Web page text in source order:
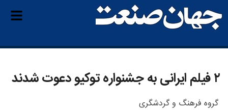
۲ فیلم ایرانی به جشنواره توکیو دعوت شدند
گروه فرهنگ و گردشگری